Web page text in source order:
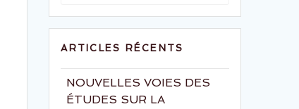
:
ARTICLES RÉCENTS
NOUVELLES VOIES DES
ÉTUDES SUR LA